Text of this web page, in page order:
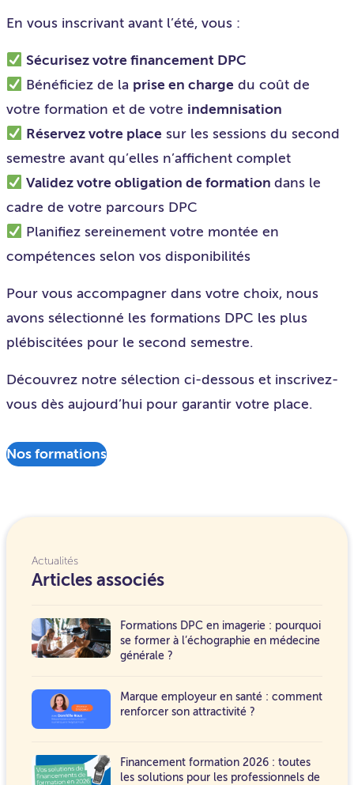
En vous inscrivant avant l’été, vous :
Sécurisez votre financement DPC
Bénéficiez de la prise en charge du coût de
votre formation et de votre indemnisation
Réservez votre place sur les sessions du second
semestre avant qu’elles n’affichent complet
Validez votre obligation de formationdans le
cadre de votre parcours DPC
Planifiez sereinement votre montée en
compétences selon vos disponibilités
Pour vous accompagner dans votre choix, nous
avons sélectionné les formations DPC les plus
plébiscitées pour le second semestre.
Découvrez notre sélection ci-dessous et inscrivez-
vous dès aujourd’hui pour garantir votre place.
Nos formations
Actualités
Articles associés
Formations DPC en imagerie : pourquoi
se former à l’échographie en médecine
générale ?
Marque employeur en santé : comment
renforcer son attractivité ?
Financement formation 2026 : toutes
les solutions pour les professionnels de